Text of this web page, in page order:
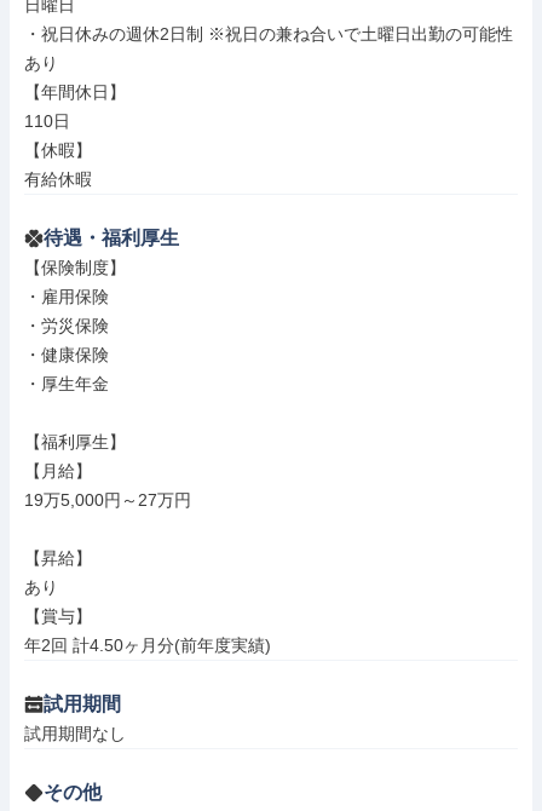
日曜日
・祝日休みの週休2日制 ※祝日の兼ね合いで土曜日出勤の可能性
あり
【年間休日】
110日
【休暇】
有給休暇
待遇・福利厚生
【保険制度】
・雇用保険
・労災保険
・健康保険
・厚生年金
【福利厚生】
【月給】
19万5,000円～27万円
【昇給】
あり
【賞与】
年2回 計4.50ヶ月分(前年度実績)
試用期間
試用期間なし
その他